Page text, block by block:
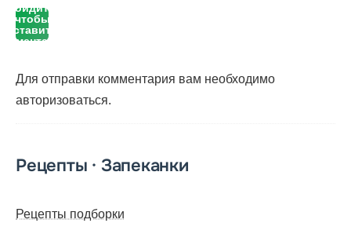
Войдите,
чтобы
оставить
Для отправки комментария вам необходимо
авторизоваться.
Рецепты · Запеканки
Рецепты подборки